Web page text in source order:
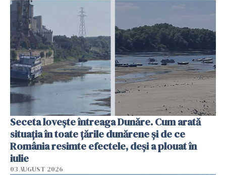
Seceta lovește întreaga Dunăre. Cum arată
situația în toate țările dunărene și de ce
România resimte efectele, deși a plouat în
iulie
03 AUGUST 2026